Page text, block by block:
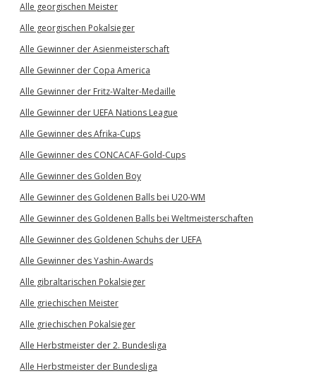
Alle georgischen Meister
Alle georgischen Pokalsieger
Alle Gewinner der Asienmeisterschaft
Alle Gewinner der Copa America
Alle Gewinner der Fritz-Walter-Medaille
Alle Gewinner der UEFA Nations League
Alle Gewinner des Afrika-Cups
Alle Gewinner des CONCACAF-Gold-Cups
Alle Gewinner des Golden Boy
Alle Gewinner des Goldenen Balls bei U20-WM
Alle Gewinner des Goldenen Balls bei Weltmeisterschaften
Alle Gewinner des Goldenen Schuhs der UEFA
Alle Gewinner des Yashin-Awards
Alle gibraltarischen Pokalsieger
Alle griechischen Meister
Alle griechischen Pokalsieger
Alle Herbstmeister der 2. Bundesliga
Alle Herbstmeister der Bundesliga